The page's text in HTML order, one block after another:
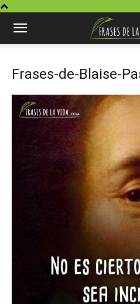
Frases-de-Blaise-